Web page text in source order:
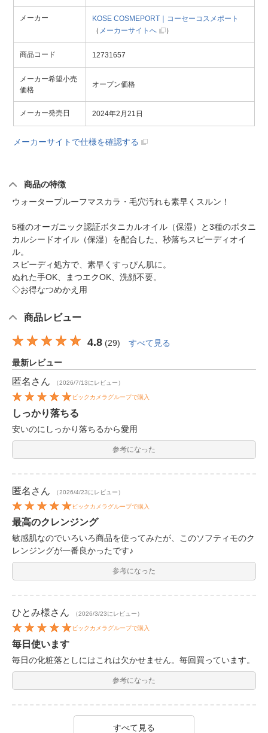
メーカー
KOSE COSMEPORT｜コーセーコスメポート
（ メーカーサイトへ ）
商品コード 12731657
メーカー希望小売
価格
オープン価格
メーカー発売日 2024年2月21日
メーカーサイトで仕様を確認する
商品の特徴
ウォータープルーフマスカラ・毛穴汚れも素早くスルン！
5種のオーガニック認証ボタニカルオイル（保湿）と3種のボタニ
カルシードオイル（保湿）を配合した、秒落ちスピーディオイ
ル。
スピーディ処方で、素早くすっぴん肌に。
ぬれた手OK、まつエクOK、洗顔不要。
◇お得なつめかえ用
商品レビュー
4.8 (29) すべて見る
最新レビュー
匿名 さん （2026/7/13にレビュー）
ビックカメラグループで購入
しっかり落ちる
安いのにしっかり落ちるから愛用
参考になった
匿名 さん （2026/4/23にレビュー）
ビックカメラグループで購入
最高のクレンジング
敏感肌なのでいろいろ商品を使ってみたが、このソフティモのク
レンジングが一番良かったです♪
参考になった
ひとみ様さん （2026/3/23にレビュー）
ビックカメラグループで購入
毎日使います
毎日の化粧落としにはこれは欠かせません。毎回買っています。
参考になった
すべて見る